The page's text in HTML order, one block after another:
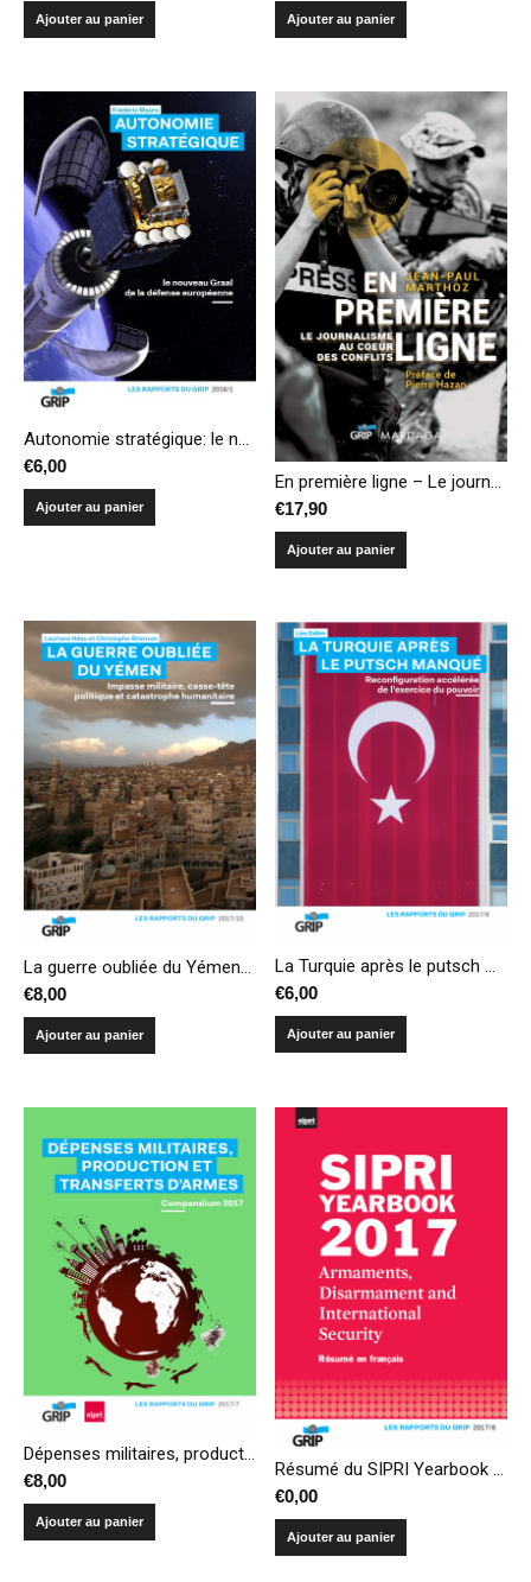
Ajouter au panier Ajouter au panier
Autonomie stratégique: le nouveau Graal de la défense européenne
€6,00
Ajouter au panier €17,90
Ajouter au panier
La guerre oubliée du Yémen : impasse militaire, casse-tête politique et catastrophe humanitaire
€8,00
Ajouter au panier
La Turquie après le putsch manqué : reconfiguration accélérée de l’exercice du pouvoir
€6,00
Ajouter au panier
€8,00
Ajouter au panier
Résumé du SIPRI Yearbook 2017 – Armements, désarmement et sécurité internationale
€0,00
Ajouter au panier